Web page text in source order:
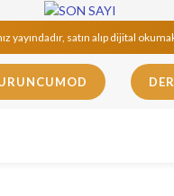
yayındadır, satın alıp dijital